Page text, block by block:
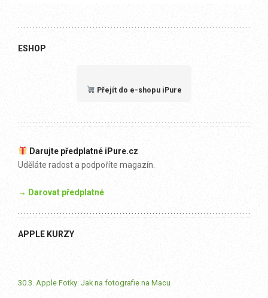
ESHOP
Přejít do e-shopu iPure
Darujte předplatné iPure.cz
Uděláte radost a podpoříte magazín.
→ Darovat předplatné
APPLE KURZY
30.3. Apple Fotky: Jak na fotografie na Macu